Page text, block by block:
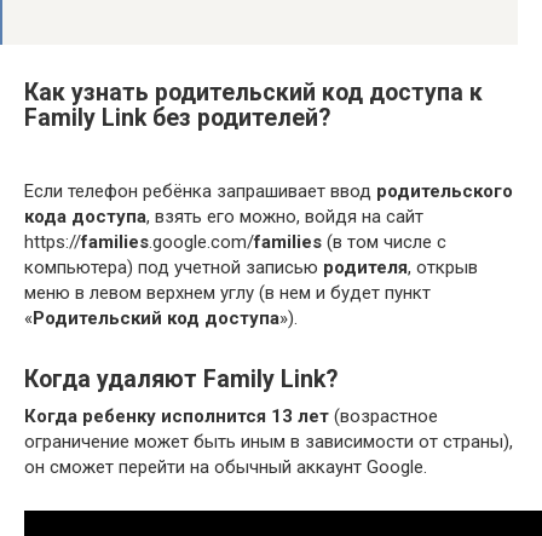
Как узнать родительский код доступа к
Family Link без родителей?
Если телефон ребёнка запрашивает ввод родительского
кода доступа, взять его можно, войдя на сайт
https://families.google.com/families (в том числе с
компьютера) под учетной записью родителя, открыв
меню в левом верхнем углу (в нем и будет пункт
«Родительский код доступа»).
Когда удаляют Family Link?
Когда ребенку исполнится 13 лет (возрастное
ограничение может быть иным в зависимости от страны),
он сможет перейти на обычный аккаунт Google.